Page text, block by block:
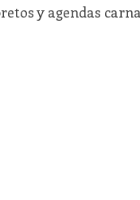
y agendas